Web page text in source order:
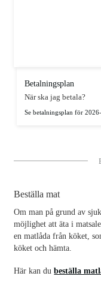
Betalningsplan
När ska jag betala?
Se betalningsplan för
Beställa mat
Om man på grund av
möjlighet att äta i
en matlåda från köket,
köket och hämta.
Här kan dubeställa